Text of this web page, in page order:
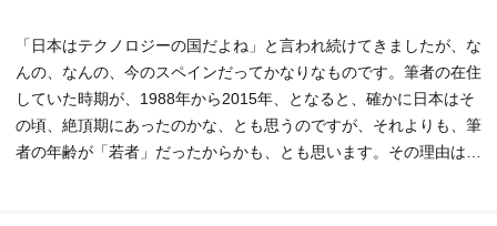
「日本はテクノロジーの国だよね」と言われ続けてきましたが、な
んの、なんの、今のスペインだってかなりなものです。筆者の在住
していた時期が、1988年から2015年、となると、確かに日本はそ
の頃、絶頂期にあったのかな、とも思うのですが、それよりも、筆
者の年齢が「若者」だったからかも、とも思います。その理由は…